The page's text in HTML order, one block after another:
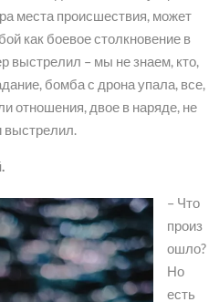
места происшествия, может
как боевое столкновение в
выстрелил – мы не знаем, кто,
бомба с дрона упала, все,
отношения, двое в наряде, не
выстрелил.
– Что
произ
ошло?
Но
есть